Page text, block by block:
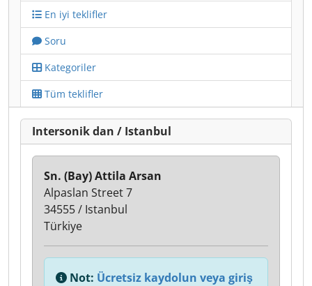
En iyi teklifler
Soru
Kategoriler
Tüm teklifler
Intersonik dan / Istanbul
Sn. (Bay) Attila Arsan
Alpaslan Street 7
34555 / Istanbul
Türkiye
Not: Ücretsiz kaydolun veya giriş